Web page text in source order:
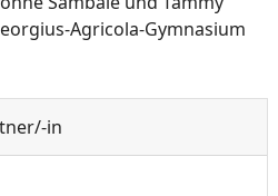
Agricola-Gymnasium
in